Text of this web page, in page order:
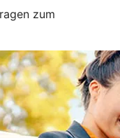
zum